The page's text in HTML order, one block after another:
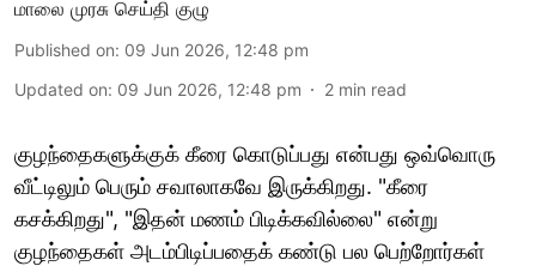
மாலை முரசு செய்தி குழு
Published on: 09 Jun 2026, 12:48 pm
Updated on: 09 Jun 2026, 12:48 pm 2 min read
குழந்தைகளுக்குக் கீரை கொடுப்பது என்பது ஒவ்வொரு
வீட்டிலும் பெரும் சவாலாகவே இருக்கிறது. "கீரை
கசக்கிறது", "இதன் மணம் பிடிக்கவில்லை" என்று
குழந்தைகள் அடம்பிடிப்பதைக் கண்டு பல பெற்றோர்கள்